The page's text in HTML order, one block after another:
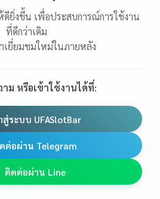
ยิ่งขึ้น เพื่อประสบการณ์การใช้งาน
ที่ดีกว่าเดิม
เยี่ยมชมใหม่ในภายหลัง
ม หรือเข้าใช้งานได้ที่:
สู่ระบบ UFASlotBar
ต่อผ่าน Telegram
ติดต่อผ่าน Line